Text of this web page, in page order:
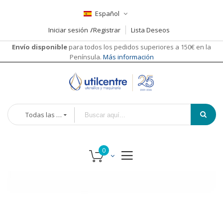
Español
Iniciar sesión
Registrar
Lista Deseos
Envío disponible para todos los pedidos superiores a 150€ en la
Península. Más información
Todas las categorías